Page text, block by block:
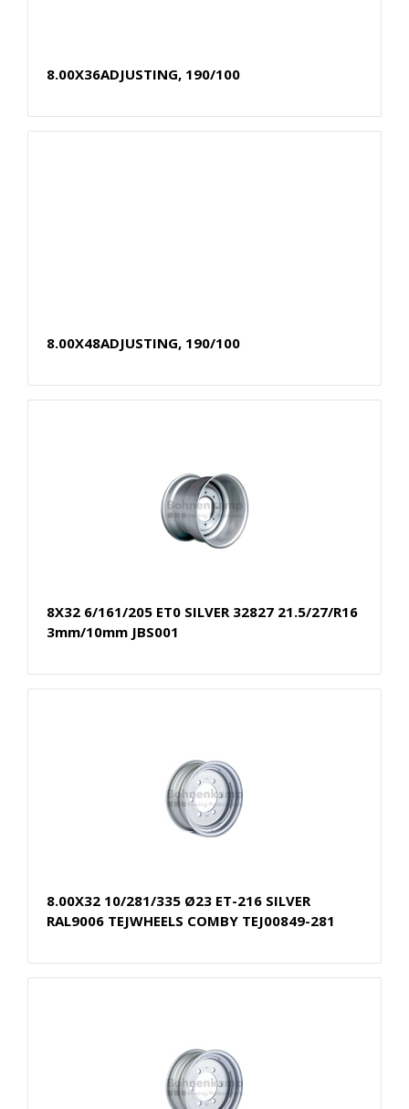
8.00X36ADJUSTING, 190/100
8.00X48ADJUSTING, 190/100
8X32 6/161/205 ET0 SILVER 32827 21.5/27/R16
3mm/10mm JBS001
8.00X32 10/281/335 Ø23 ET-216 SILVER
RAL9006 TEJWHEELS COMBY TEJ00849-281